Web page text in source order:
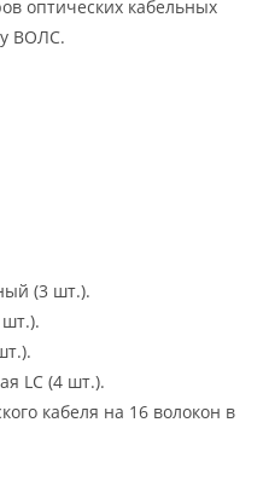
оптических кабельных
ВОЛС.
(3 шт.).
шт.).
LC (4 шт.).
кабеля на 16 волокон в